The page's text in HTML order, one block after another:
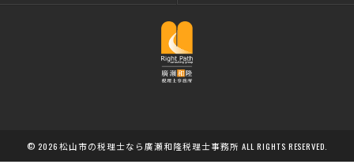
© 2026 松山市の税理士なら廣瀬和隆税理士事務所 ALL RIGHTS RESERVED.